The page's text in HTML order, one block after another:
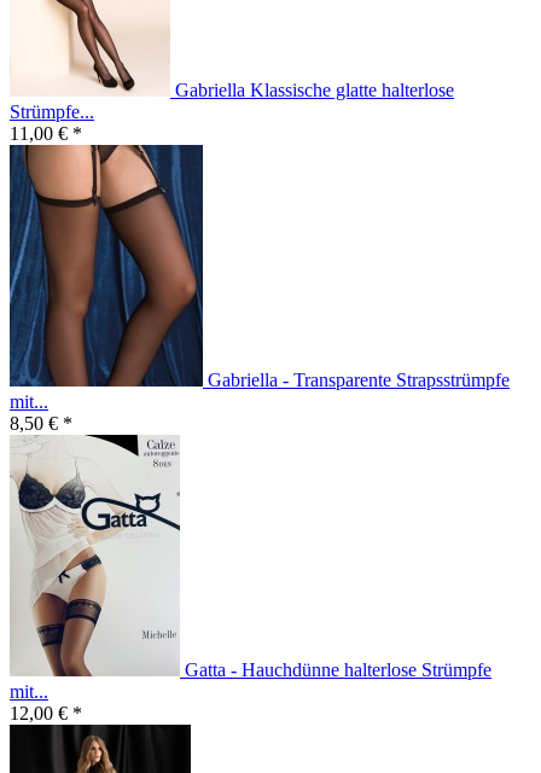
Gabriella Klassische glatte halterlose
Strümpfe...
11,00 € *
Gabriella - Transparente Strapsstrümpfe
mit...
8,50 € *
Gatta - Hauchdünne halterlose Strümpfe
mit...
12,00 € *